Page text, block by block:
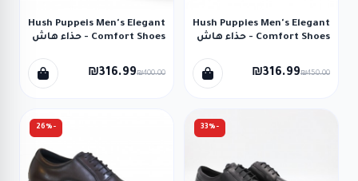
Hush Puppies Men's Elegant
Comfort Shoes - حذاء هاش
لون أسود
₪316.99₪450.00
Hush Puppeis Men's Elegant
Comfort Shoes - حذاء هاش
لون بني
₪316.99₪400.00
-33%
-26%